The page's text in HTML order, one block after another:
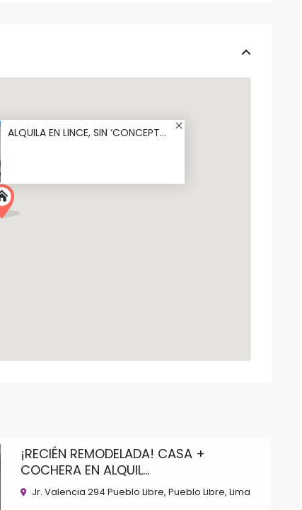
ALQUILA EN LINCE, SIN ‘CONCEPT...
¡RECIÉN REMODELADA! CASA +
COCHERA EN ALQUIL...
Jr. Valencia 294 Pueblo Libre, Pueblo Libre, Lima